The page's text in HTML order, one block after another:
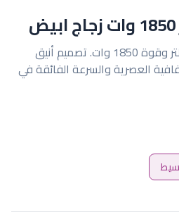
غلاية تانك زجاجية سعة 1.7 لتر وقوة 1850 وات. تصميم أنيق
العصرية والسرعة الفائقة في